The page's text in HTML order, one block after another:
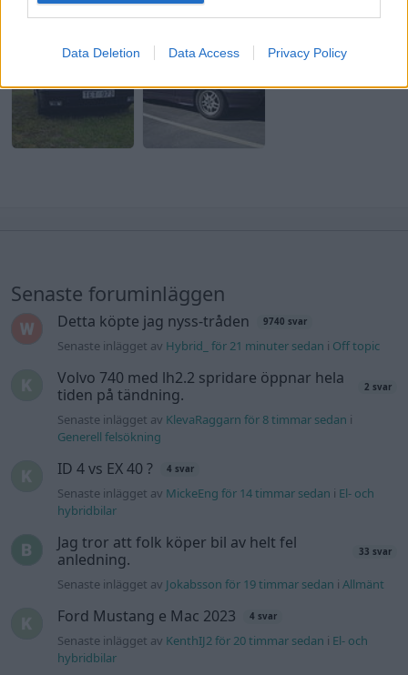
Data Deletion Data Access Privacy Policy
Senaste foruminläggen
Detta köpte jag nyss-tråden 9740 svar
Senaste inlägget av Hybrid_ för 21 minuter sedan i Off topic
Volvo 740 med lh2.2 spridare öppnar hela
tiden på tändning.
2 svar
Senaste inlägget av KlevaRaggarn för 8 timmar sedan i
Generell felsökning
ID 4 vs EX 40 ? 4 svar
Senaste inlägget av MickeEng för 14 timmar sedan i El- och
hybridbilar
Jag tror att folk köper bil av helt fel
anledning.
33 svar
Senaste inlägget av Jokabsson för 19 timmar sedan iAllmänt
Ford Mustang e Mac 2023 4 svar
Senaste inlägget av KenthIJ2 för 20 timmar sedan i El- och
hybridbilar